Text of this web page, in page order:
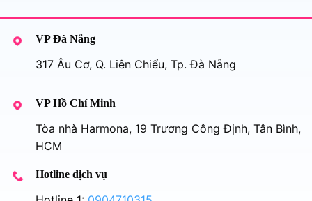
VP Đà Nẵng
317 Âu Cơ, Q. Liên Chiểu, Tp. Đà Nẵng
VP Hồ Chí Minh
Tòa nhà Harmona, 19 Trương Công Định, Tân Bình,
HCM
Hotline dịch vụ